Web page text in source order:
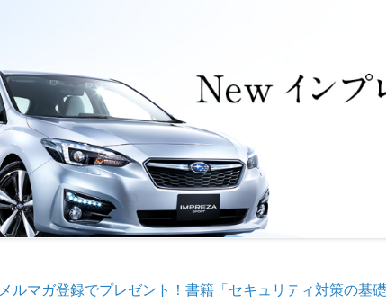
メルマガ登録でプレゼント！書籍「セキュリティ対策の基礎